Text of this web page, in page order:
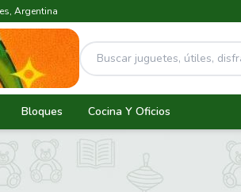
Argentina
Bloques Cocina Y Oficios